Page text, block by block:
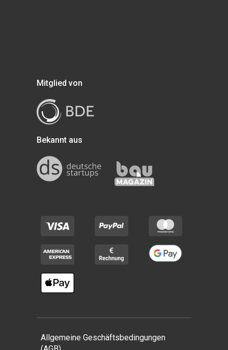
Mitglied von
Bekannt aus
Allgemeine Geschäftsbedingungen